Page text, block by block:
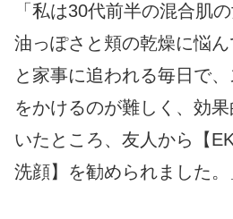
「私は30代前半の混合肌
油っぽさと頬の乾燥に悩
と家事に追われる毎日で
をかけるのが難しく、効
いたところ、友人から【
洗顔】を勧められました。